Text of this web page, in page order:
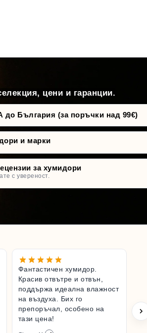
цени и гаранции.
България (за поръчки над 99€)
и марки
за хумидори
с увереност.
Фантастичен хумидор.
Красив отвътре и отвън,
поддържа идеална влажност
на въздуха. Бих го
препоръчал, особено на
тази цена!